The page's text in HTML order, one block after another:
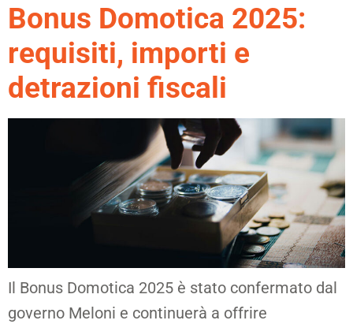
Bonus Domotica 2025:
requisiti, importi e
detrazioni fiscali
Il Bonus Domotica 2025 è stato confermato dal
governo Meloni e continuerà a offrire